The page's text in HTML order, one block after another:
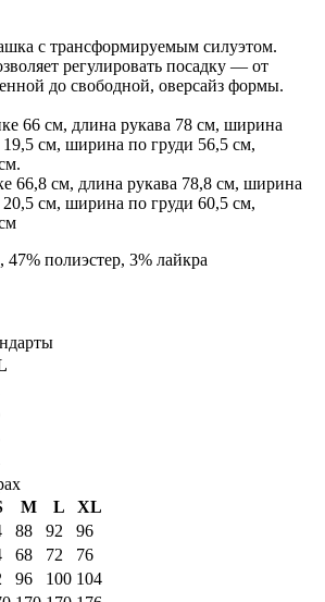
с трансформируемым силуэтом.
регулировать посадку — от
до свободной, оверсайз формы.
66 см, длина рукава 78 см, ширина
см, ширина по груди 56,5 см,
66,8 см, длина рукава 78,8 см, ширина
см, ширина по груди 60,5 см,
47% полиэстер, 3% лайкра
M L
XL
88 92
96
68 72
76
96 100 104